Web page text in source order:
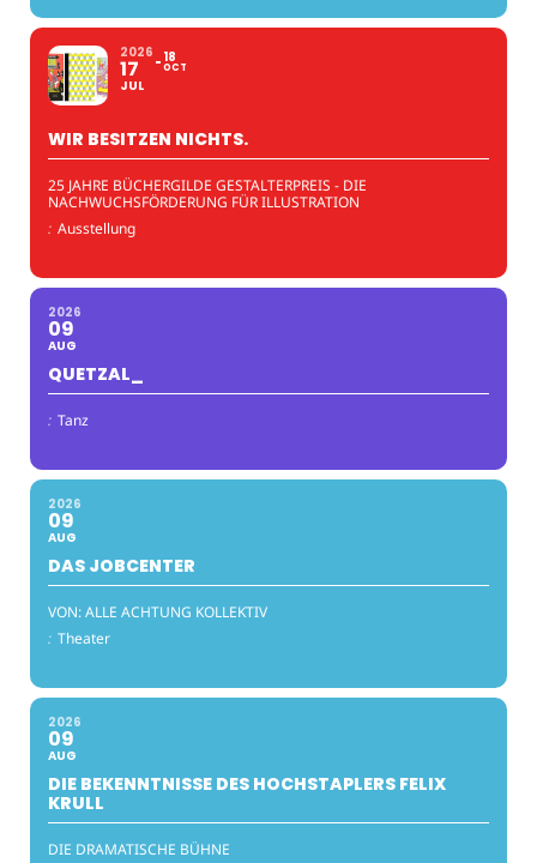
2026
17
JUL
18
OCT
WIR BESITZEN NICHTS.
25 JAHRE BÜCHERGILDE GESTALTERPREIS - DIE
NACHWUCHSFÖRDERUNG FÜR ILLUSTRATION
: Ausstellung
2026
09
AUG
QUETZAL_
: Tanz
2026
09
AUG
DAS JOBCENTER
VON: ALLE ACHTUNG KOLLEKTIV
: Theater
2026
09
AUG
DIE BEKENNTNISSE DES HOCHSTAPLERS FELIX
KRULL
DIE DRAMATISCHE BÜHNE